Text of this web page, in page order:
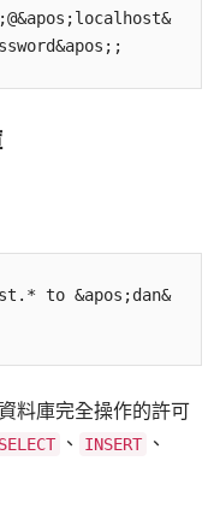
to &apos;dan&
料庫完全操作的許可
SELECT 、 INSERT 、